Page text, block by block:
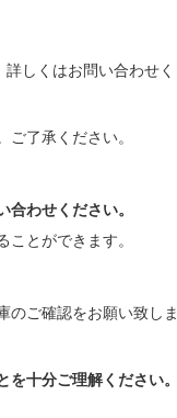
しくはお問い合わせく
了承ください。
わせください。
とができます。
のご確認をお願い致しま
十分ご理解ください。